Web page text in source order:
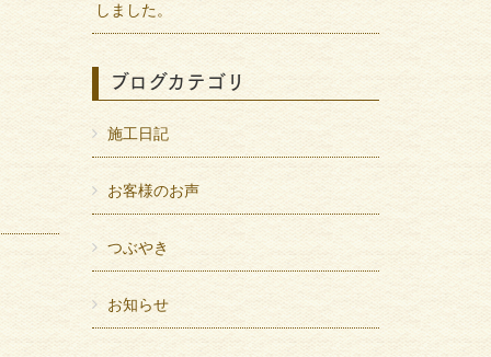
しました。
ブログカテゴリ
施工日記
お客様のお声
つぶやき
お知らせ